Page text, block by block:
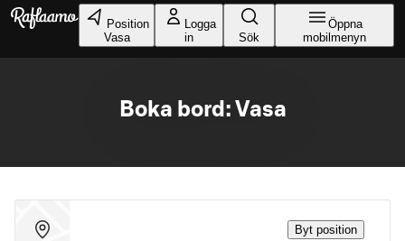
Gå till huvudinnehållet
Position
Vasa
Logga
in
Sök
Öppna
mobilmenyn
Boka bord: Vasa
Byt position